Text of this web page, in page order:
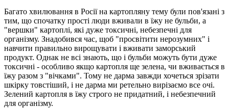
Багато хвилювання в Росії на картопляну тему були пов'язані з
тим, що спочатку прості люди вживали в їжу не бульби, а
"вершки" картоплі, які дуже токсичні, небезпечні для
організму. Знадобився час, щоб "просвітити нерозумних" і
навчити правильно вирощувати і вживати заморський
продукт. Однак не всі знають, що і бульби можуть бути дуже
токсичні - особливо якщо картопля ще зелена, чи вживається в
їжу разом з "вічками". Тому не дарма завжди хочеться зрізати
шкірку товстіший, і не дарма ми ретельно вирізаємо все очі.
Зелений картопля в їжу строго не придатний, і небезпечний
для організму.